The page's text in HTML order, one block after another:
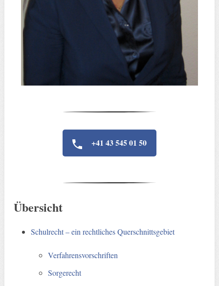
+41 43 545 01 50
Übersicht
Schulrecht – ein rechtliches Querschnittsgebiet
Verfahrensvorschriften
Sorgerecht